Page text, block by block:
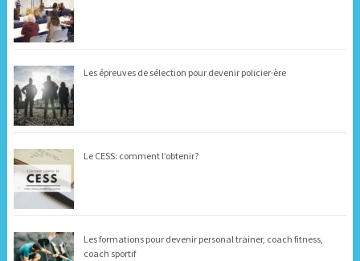
Les épreuves de sélection pour devenir policier·ère
Le CESS: comment l’obtenir?
Les formations pour devenir personal trainer, coach fitness,
coach sportif